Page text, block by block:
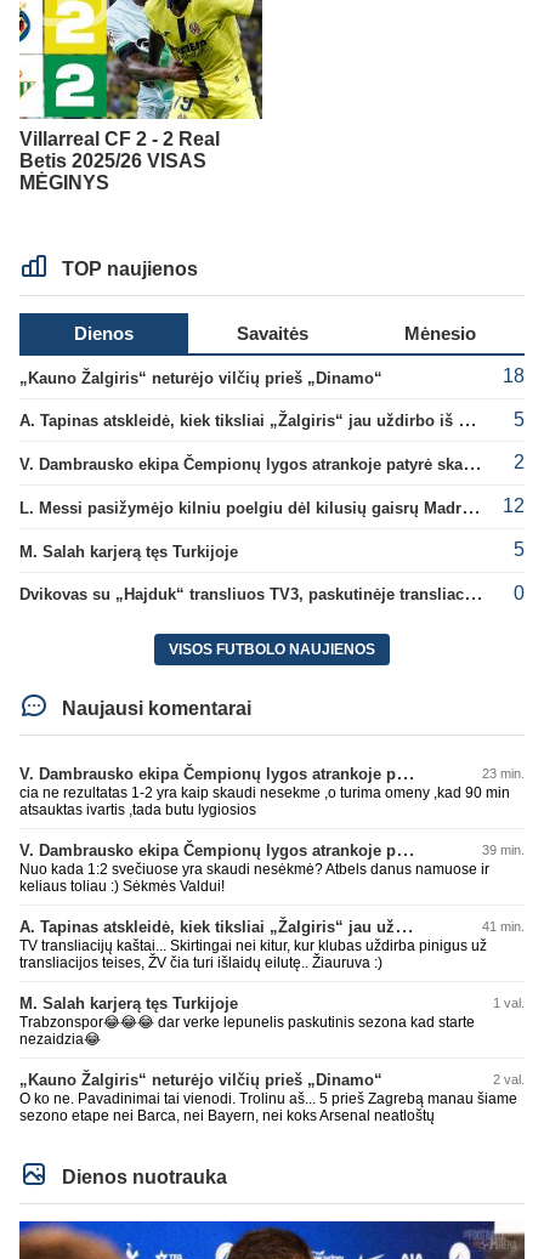
Villarreal CF 2 - 2 Real
Betis 2025/26 VISAS
MĖGINYS
TOP naujienos
Dienos Savaitės Mėnesio
„Kauno Žalgiris“ neturėjo vilčių prieš „Dinamo“ 18
A. Tapinas atskleidė, kiek tiksliai „Žalgiris“ jau uždirbo iš UEFA premijų 5
V. Dambrausko ekipa Čempionų lygos atrankoje patyrė skaudžią nesėkmę 2
L. Messi pasižymėjo kilniu poelgiu dėl kilusių gaisrų Madride 12
M. Salah karjerą tęs Turkijoje 5
Dvikovas su „Hajduk“ transliuos TV3, paskutinėje transliacijoje – nauji rekordai 0
VISOS FUTBOLO NAUJIENOS
Naujausi komentarai
V. Dambrausko ekipa Čempionų lygos atrankoje patyrė skaudžią nesėkmę 23 min.
cia ne rezultatas 1-2 yra kaip skaudi nesekme ,o turima omeny ,kad 90 min
atsauktas ivartis ,tada butu lygiosios
V. Dambrausko ekipa Čempionų lygos atrankoje patyrė skaudžią nesėkmę 39 min.
Nuo kada 1:2 svečiuose yra skaudi nesėkmė? Atbels danus namuose ir
keliaus toliau :) Sėkmės Valdui!
A. Tapinas atskleidė, kiek tiksliai „Žalgiris“ jau uždirbo iš UEFA premijų 41 min.
TV transliacijų kaštai... Skirtingai nei kitur, kur klubas uždirba pinigus už
transliacijos teises, ŽV čia turi išlaidų eilutę.. Žiauruva :)
M. Salah karjerą tęs Turkijoje 1 val.
Trabzonspor😂😂😂 dar verke lepunelis paskutinis sezona kad starte
nezaidzia😂
„Kauno Žalgiris“ neturėjo vilčių prieš „Dinamo“ 2 val.
O ko ne. Pavadinimai tai vienodi. Trolinu aš... 5 prieš Zagrebą manau šiame
sezono etape nei Barca, nei Bayern, nei koks Arsenal neatloštų
Dienos nuotrauka